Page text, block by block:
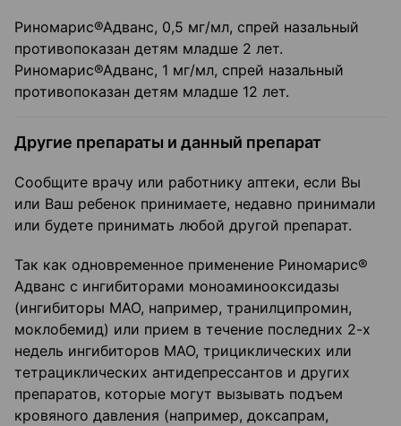
Риномарис®Адванс, 0,5 мг/мл, спрей назальный
противопоказан детям младше 2 лет.
Риномарис®Адванс, 1 мг/мл, спрей назальный
противопоказан детям младше 12 лет.
Другие препараты и данный препарат
Сообщите врачу или работнику аптеки, если Вы
или Ваш ребенок принимаете, недавно принимали
или будете принимать любой другой препарат.
Так как одновременное применение Риномарис®
Адванс с ингибиторами моноаминооксидазы
(ингибиторы МАО, например, транилципромин,
моклобемид) или прием в течение последних 2-х
недель ингибиторов МАО, трициклических или
тетрациклических антидепрессантов и других
препаратов, которые могут вызывать подъем
кровяного давления (например, доксапрам,